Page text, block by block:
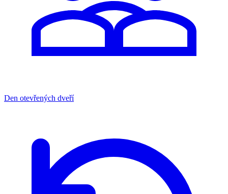
Den otevřených dveří